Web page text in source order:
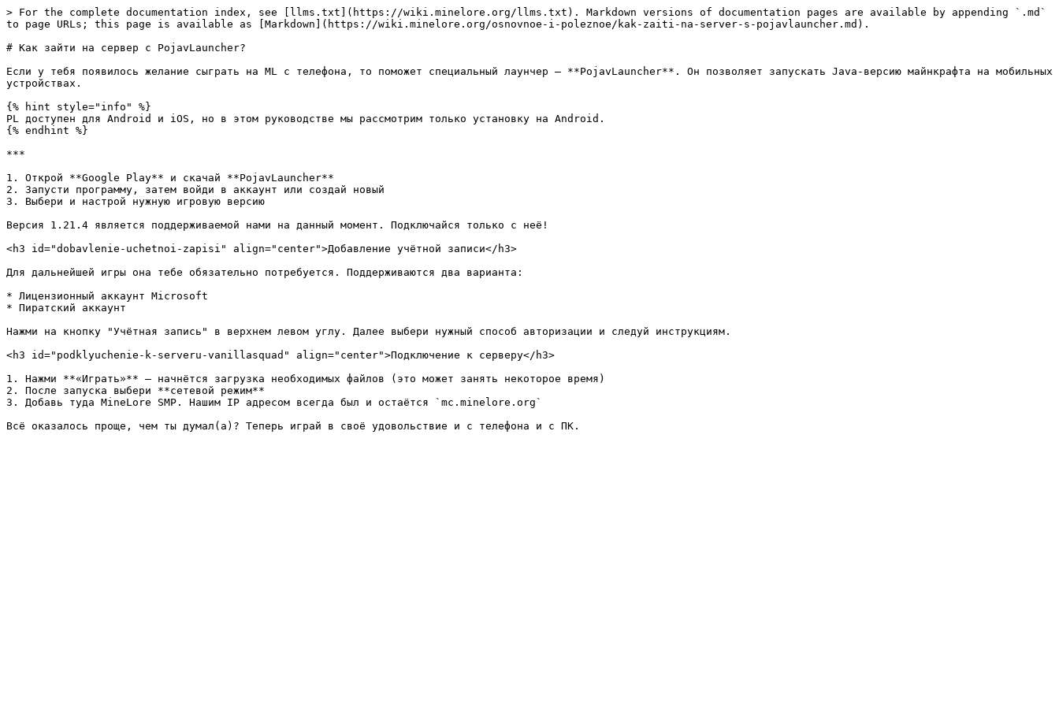
> For the complete documentation index, see [llms.txt](https://wiki.minelore.org/llms.txt). Markdown versions of documentation pages are available by appending `.md`
to page URLs; this page is available as [Markdown](https://wiki.minelore.org/osnovnoe-i-poleznoe/kak-zaiti-na-server-s-pojavlauncher.md).
# Как зайти на сервер с PojavLauncher?
Если у тебя появилось желание сыграть на ML с телефона, то поможет специальный лаунчер – **PojavLauncher**. Он позволяет запускать Java-версию майнкрафта на мобильных
устройствах.
{% hint style="info" %}
PL доступен для Android и iOS, но в этом руководстве мы рассмотрим только установку на Android.
{% endhint %}
***
1. Открой **Google Play** и скачай **PojavLauncher**
2. Запусти программу, затем войди в аккаунт или создай новый
3. Выбери и настрой нужную игровую версию
Версия 1.21.4 является поддерживаемой нами на данный момент. Подключайся только с неё!
<h3 id="dobavlenie-uchetnoi-zapisi" align="center">Добавление учётной записи</h3>
Для дальнейшей игры она тебе обязательно потребуется. Поддерживаются два варианта:
* Лицензионный аккаунт Microsoft
* Пиратский аккаунт
Нажми на кнопку "Учётная запись" в верхнем левом углу. Далее выбери нужный способ авторизации и следуй инструкциям.
<h3 id="podklyuchenie-k-serveru-vanillasquad" align="center">Подключение к серверу</h3>
1. Нажми **«Играть»** – начнётся загрузка необходимых файлов (это может занять некоторое время)
2. После запуска выбери **сетевой режим**
3. Добавь туда MineLore SMP. Нашим IP адресом всегда был и остаётся `mc.minelore.org`